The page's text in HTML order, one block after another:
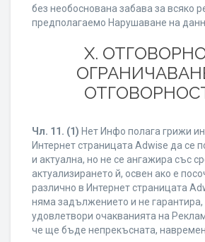
без необоснована забава за всяко
предполагаемо Нарушаване на
X.
Чл. 11. (1) Нет Инфо полага грижи
Интернет страницата Adwise да се
и актуална, но не се ангажира със
актуализирането й, освен ако е
различно в Интернет страницата
няма задължението и не гарантира,
удовлетвори очакванията на
че ще бъде непрекъсната,